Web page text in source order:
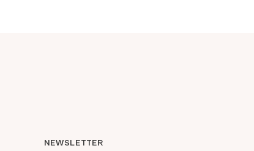
NEWSLETTER